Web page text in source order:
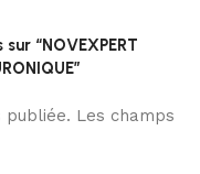
“NOVEXPERT
publiée. Les champs